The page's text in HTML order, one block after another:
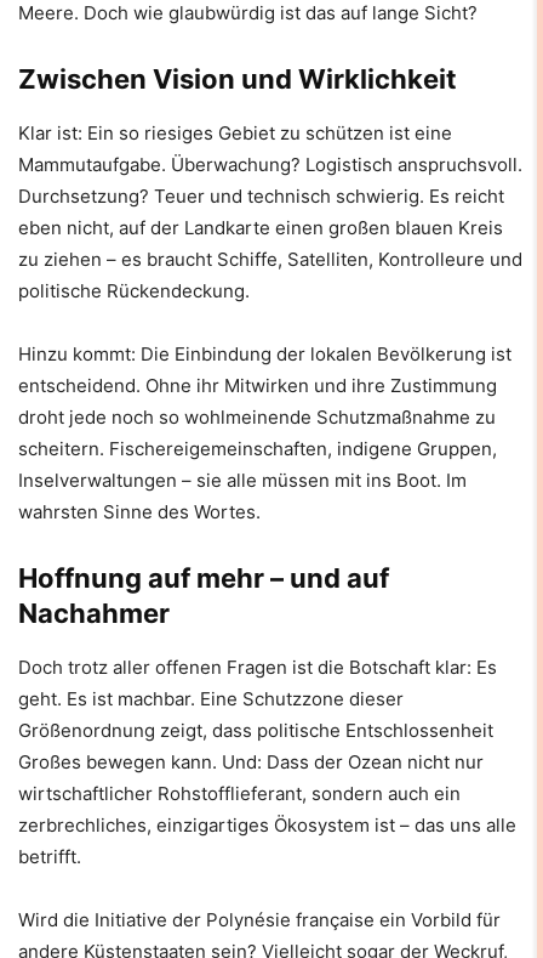
Meere. Doch wie glaubwürdig ist das auf lange Sicht?
Zwischen Vision und Wirklichkeit
Klar ist: Ein so riesiges Gebiet zu schützen ist eine
Mammutaufgabe. Überwachung? Logistisch anspruchsvoll.
Durchsetzung? Teuer und technisch schwierig. Es reicht
eben nicht, auf der Landkarte einen großen blauen Kreis
zu ziehen – es braucht Schiffe, Satelliten, Kontrolleure und
politische Rückendeckung.
Hinzu kommt: Die Einbindung der lokalen Bevölkerung ist
entscheidend. Ohne ihr Mitwirken und ihre Zustimmung
droht jede noch so wohlmeinende Schutzmaßnahme zu
scheitern. Fischereigemeinschaften, indigene Gruppen,
Inselverwaltungen – sie alle müssen mit ins Boot. Im
wahrsten Sinne des Wortes.
Hoffnung auf mehr – und auf
Nachahmer
Doch trotz aller offenen Fragen ist die Botschaft klar: Es
geht. Es ist machbar. Eine Schutzzone dieser
Größenordnung zeigt, dass politische Entschlossenheit
Großes bewegen kann. Und: Dass der Ozean nicht nur
wirtschaftlicher Rohstofflieferant, sondern auch ein
zerbrechliches, einzigartiges Ökosystem ist – das uns alle
betrifft.
Wird die Initiative der Polynésie française ein Vorbild für
andere Küstenstaaten sein? Vielleicht sogar der Weckruf,